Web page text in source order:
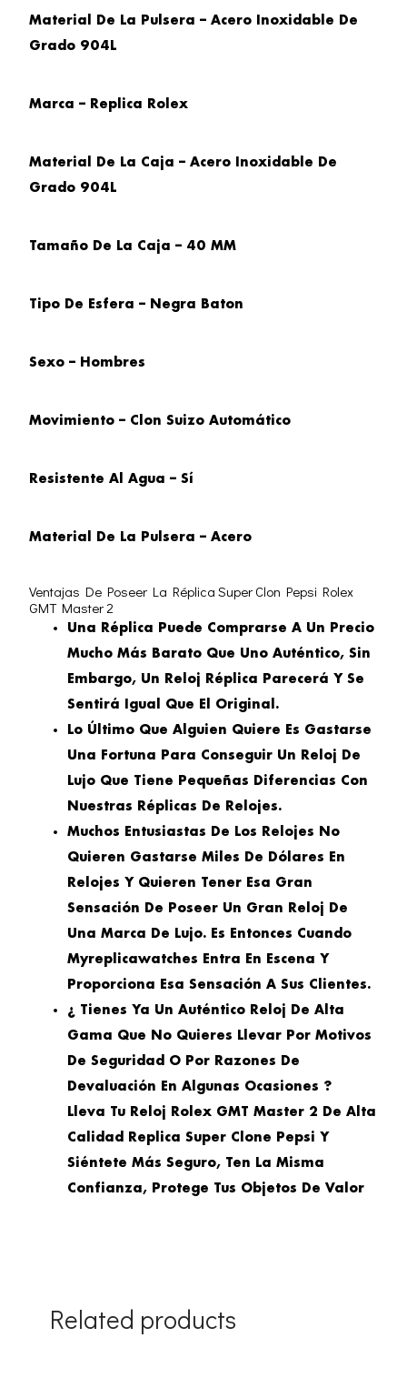
Material De La Pulsera – Acero Inoxidable De
Grado 904L
Marca – Replica Rolex
Material De La Caja – Acero Inoxidable De
Grado 904L
Tamaño De La Caja – 40 MM
Tipo De Esfera – Negra Baton
Sexo – Hombres
Movimiento – Clon Suizo Automático
Resistente Al Agua – Sí
Material De La Pulsera – Acero
Ventajas De Poseer La Réplica Super Clon Pepsi Rolex
GMT Master 2
Una Réplica Puede Comprarse A Un Precio
Mucho Más Barato Que Uno Auténtico, Sin
Embargo, Un Reloj Réplica Parecerá Y Se
Sentirá Igual Que El Original.
Lo Último Que Alguien Quiere Es Gastarse
Una Fortuna Para Conseguir Un Reloj De
Lujo Que Tiene Pequeñas Diferencias Con
Nuestras Réplicas De Relojes.
Muchos Entusiastas De Los Relojes No
Quieren Gastarse Miles De Dólares En
Relojes Y Quieren Tener Esa Gran
Sensación De Poseer Un Gran Reloj De
Una Marca De Lujo. Es Entonces Cuando
Myreplicawatches Entra En Escena Y
Proporciona Esa Sensación A Sus Clientes.
¿ Tienes Ya Un Auténtico Reloj De Alta
Gama Que No Quieres Llevar Por Motivos
De Seguridad O Por Razones De
Devaluación En Algunas Ocasiones ?
Lleva Tu Reloj Rolex GMT Master 2 De Alta
Calidad Replica Super Clone Pepsi Y
Siéntete Más Seguro, Ten La Misma
Confianza, Protege Tus Objetos De Valor
Related products